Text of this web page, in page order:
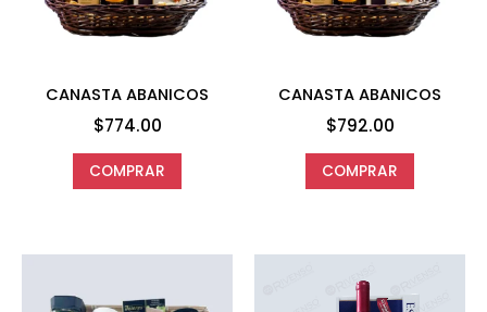
CANASTA ABANICOS
$774.00
COMPRAR
CANASTA ABANICOS
$792.00
COMPRAR